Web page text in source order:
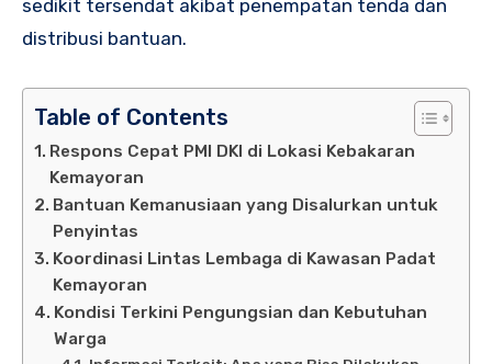
sedikit tersendat akibat penempatan tenda dan
distribusi bantuan.
Table of Contents
Respons Cepat PMI DKI di Lokasi Kebakaran
Kemayoran
Bantuan Kemanusiaan yang Disalurkan untuk
Penyintas
Koordinasi Lintas Lembaga di Kawasan Padat
Kemayoran
Kondisi Terkini Pengungsian dan Kebutuhan
Warga